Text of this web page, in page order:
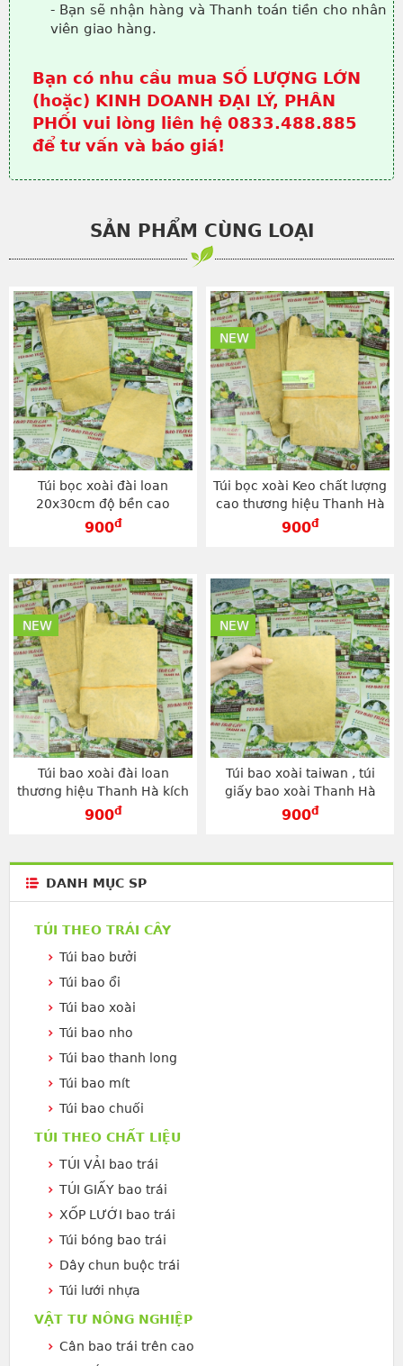
- Bạn sẽ nhận hàng và Thanh toán tiền cho nhân
viên giao hàng.
Bạn có nhu cầu mua SỐ LƯỢNG LỚN
(hoặc) KINH DOANH ĐẠI LÝ, PHÂN
PHỐI vui lòng liên hệ 0833.488.885
để tư vấn và báo giá!
SẢN PHẨM CÙNG LOẠI
Túi bọc xoài đài loan
20x30cm độ bền cao
thương hiệu Thanh Hà -
900đ
Túi bọc xoài Keo chất lượng
cao thương hiệu Thanh Hà
kích cỡ 20x30cm - TG2030V
900đ
NEW
Túi bao xoài đài loan
thương hiệu Thanh Hà kích
thước 20x30cm - TG2030V
900đ
NEW
Túi bao xoài taiwan , túi
giấy bao xoài Thanh Hà
chuyên dụng kích cỡ
900đ
NEW
DANH MỤC SP
TÚI THEO TRÁI CÂY
Túi bao bưởi
Túi bao ổi
Túi bao xoài
Túi bao nho
Túi bao thanh long
Túi bao mít
Túi bao chuối
TÚI THEO CHẤT LIỆU
TÚI VẢI bao trái
TÚI GIẤY bao trái
XỐP LƯỚI bao trái
Túi bóng bao trái
Dây chun buộc trái
Túi lưới nhựa
VẬT TƯ NÔNG NGHIỆP
Cân bao trái trên cao